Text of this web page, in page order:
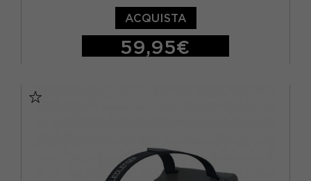
ACQUISTA
59,95€